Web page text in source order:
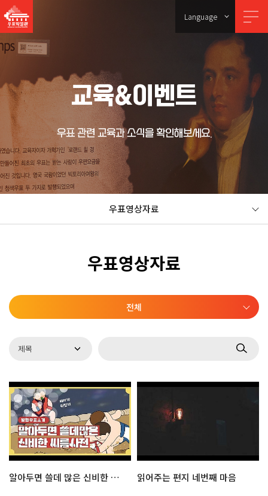
Language
교육&이벤트
우표 관련 교육과 소식을 확인해보세요.
우표영상자료
우표영상자료
전체
알아두면 쓸데 많은 신비한 씨름사전 읽어주는 편지 네번째 마음